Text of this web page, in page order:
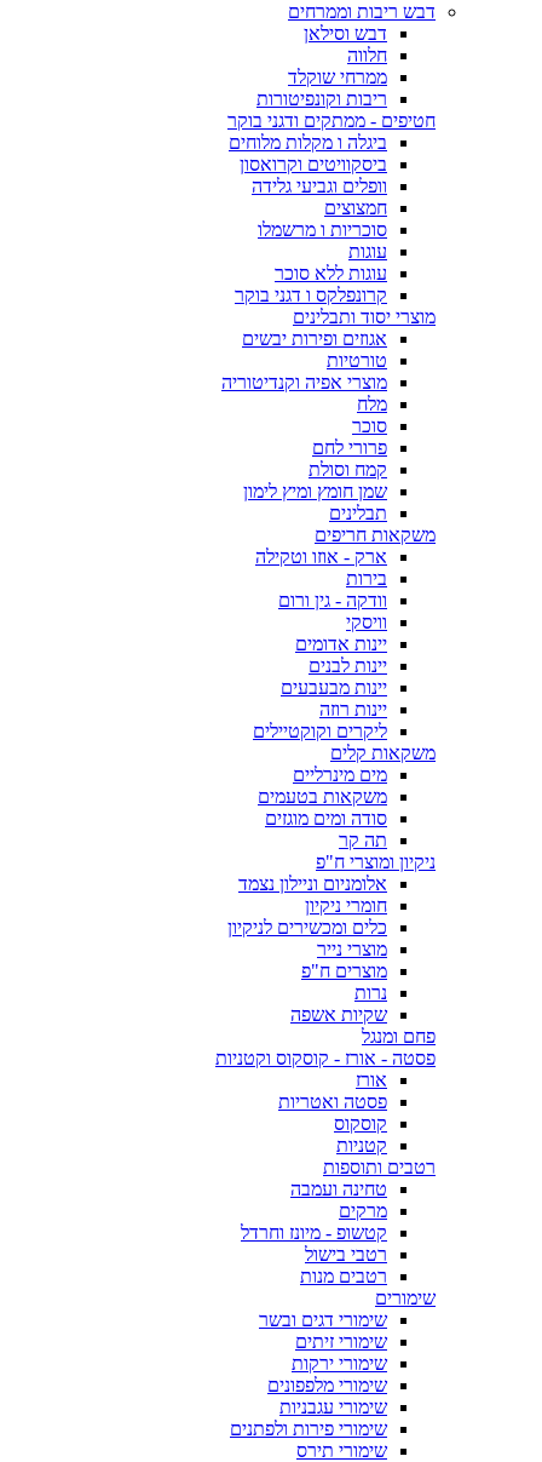
דבש ריבות וממרחים
דבש וסילאן
חלווה
ממרחי שוקלד
ריבות וקונפיטורות
חטיפים - ממתקים ודגני בוקר
ביגלה ו מקלות מלוחים
ביסקוויטים וקרואסון
וופלים וגביעי גלידה
חמצוצים
סוכריות ו מרשמלו
עוגות
עוגות ללא סוכר
קרונפלקס ו דגני בוקר
מוצרי יסוד ותבלינים
אגוזים ופירות יבשים
טורטיות
מוצרי אפיה וקנדיטוריה
מלח
סוכר
פרורי לחם
קמח וסולת
שמן חומץ ומיץ לימון
תבלינים
משקאות חריפים
ארק - אוזו וטקילה
בירות
וודקה - גין ורום
וויסקי
יינות אדומים
יינות לבנים
יינות מבעבעים
יינות רוזה
ליקרים וקוקטיילים
משקאות קלים
מים מינרליים
משקאות בטעמים
סודה ומים מוגזים
תה קר
ניקיון ומוצרי ח"פ
אלומניום וניילון נצמד
חומרי ניקיון
כלים ומכשירים לניקיון
מוצרי נייר
מוצרים ח"פ
נרות
שקיות אשפה
פחם ומנגל
פסטה - אורז - קוסקוס וקטניות
אורז
פסטה ואטריות
קוסקוס
קטניות
רטבים ותוספות
טחינה ועמבה
מרקים
קטשופ - מיונז וחרדל
רטבי בישול
רטבים מנות
שימורים
שימורי דגים ובשר
שימורי זיתים
שימורי ירקות
שימורי מלפפונים
שימורי עגבניות
שימורי פירות ולפתנים
שימורי תירס